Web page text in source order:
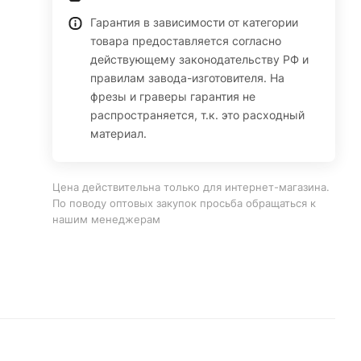
Гарантия в зависимости от категории
товара предоставляется согласно
действующему законодательству РФ и
правилам завода-изготовителя. На
фрезы и граверы гарантия не
распространяется, т.к. это расходный
материал.
Цена действительна только для интернет-магазина.
По поводу оптовых закупок просьба обращаться к
нашим менеджерам